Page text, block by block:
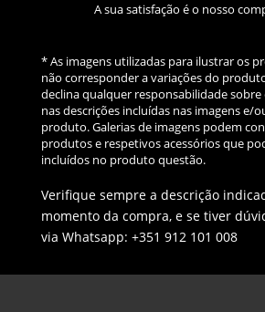
A sua satisfação é o nosso
* As imagens utilizadas para ilustrar os
não corresponder a variações do
declina qualquer responsabilidade
nas descrições incluídas nas imagens e/
produto. Galerias de imagens podem
produtos e respetivos acessórios que
incluídos no produto questão.
Verifique sempre a descrição
momento da compra, e se tiver
via Whatsapp: +351 912 101 008